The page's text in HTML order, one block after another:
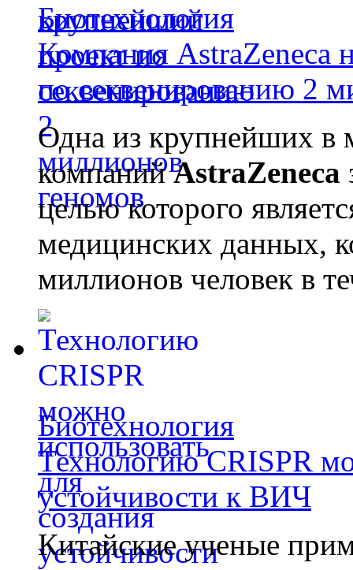
Биотехнология
Компания AstraZeneca
по секвенированию 2
Одна из крупнейших в
компанийAstraZeneca
целью которого
медицинских данных,
миллионов человек в
Биотехнология
Технологию CRISPR
устойчивости к ВИЧ
Китайские ученые